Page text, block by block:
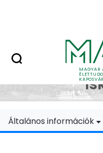
MAGYAR
Doktori
Általános információk